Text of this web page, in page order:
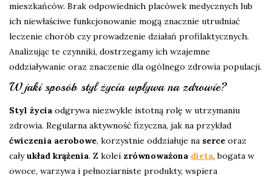
mieszkańców. Brak odpowiednich placówek medycznych lub
ich niewłaściwe funkcjonowanie mogą znacznie utrudniać
leczenie chorób czy prowadzenie działań profilaktycznych.
Analizując te czynniki, dostrzegamy ich wzajemne
oddziaływanie oraz znaczenie dla ogólnego zdrowia populacji.
W jaki sposób styl życia wpływa na zdrowie?
Styl życia odgrywa niezwykle istotną rolę w utrzymaniu
zdrowia. Regularna aktywność fizyczna, jak na przykład
ćwiczenia aerobowe, korzystnie oddziałuje na serce oraz
całyukład krążenia. Z kolei zrównoważona dieta, bogata w
owoce, warzywa i pełnoziarniste produkty, wspiera